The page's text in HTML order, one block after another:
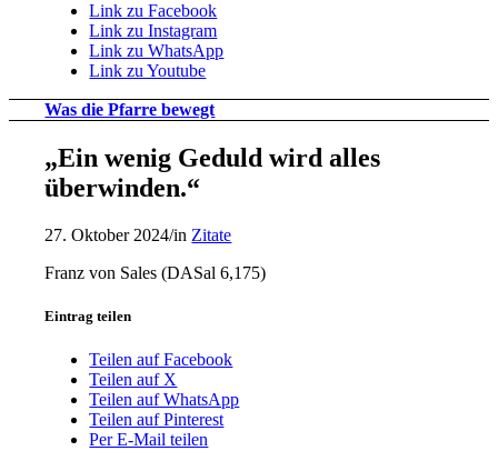
Link zu Facebook
Link zu Instagram
Link zu WhatsApp
Link zu Youtube
Was die Pfarre bewegt
„Ein wenig Geduld wird alles
überwinden.“
27. Oktober 2024/in Zitate
Franz von Sales (DASal 6,175)
Eintrag teilen
Teilen auf Facebook
Teilen auf X
Teilen auf WhatsApp
Teilen auf Pinterest
Per E-Mail teilen